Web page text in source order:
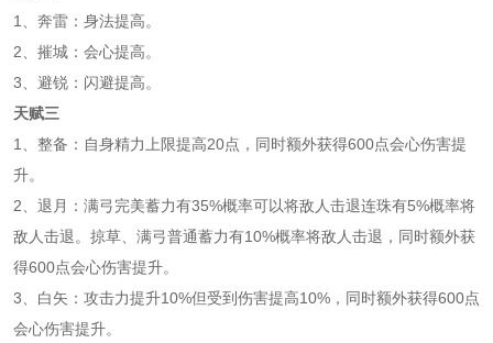
1、奔雷：身法提高。
2、摧城：会心提高。
3、避锐：闪避提高。
天赋三
1、整备：自身精力上限提高20点，同时额外获得600点会心伤害提
升。
2、退月：满弓完美蓄力有35%概率可以将敌人击退连珠有5%概率将
敌人击退。掠草、满弓普通蓄力有10%概率将敌人击退，同时额外获
得600点会心伤害提升。
3、白矢：攻击力提升10%但受到伤害提高10%，同时额外获得600点
会心伤害提升。